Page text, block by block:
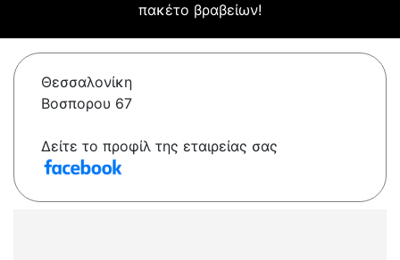
πακέτο βραβείων!
Θεσσαλονίκη
Βοσπορου 67
Δείτε το προφίλ της εταιρείας σας